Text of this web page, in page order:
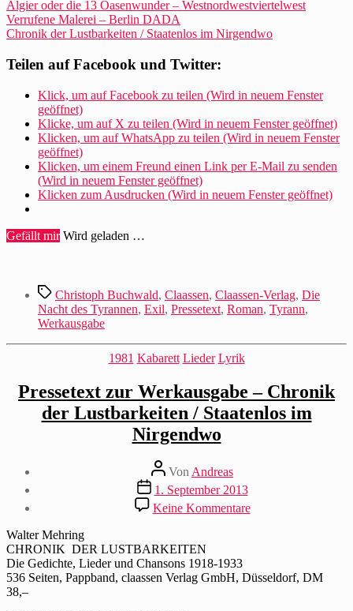
Algier oder die 13 Oasenwunder – Westnordwestviertelwest
Verrufene Malerei – Berlin DADA
Chronik der Lustbarkeiten / Staatenlos im Nirgendwo
Teilen auf Facebook und Twitter:
Klick, um auf Facebook zu teilen (Wird in neuem Fenster
geöffnet)
Klicke, um auf X zu teilen (Wird in neuem Fenster geöffnet)
Klicken, um auf WhatsApp zu teilen (Wird in neuem Fenster
geöffnet)
Klicken, um einem Freund einen Link per E-Mail zu senden
(Wird in neuem Fenster geöffnet)
Klicken zum Ausdrucken (Wird in neuem Fenster geöffnet)
Gefällt mir Wird geladen …
Schlagwörter
Christoph Buchwald, Claassen, Claassen-Verlag, Die
Nacht des Tyrannen, Exil, Pressetext, Roman, Tyrann,
Werkausgabe
Kategorien
1981 Kabarett Lieder Lyrik
Pressetext zur Werkausgabe – Chronik
der Lustbarkeiten / Staatenlos im
Nirgendwo
Beitragsautor
VonAndreas
Beitragsdatum
1. September 2013
Keine Kommentarezu
Pressetext
Chronik
Walter Mehring
CHRONIK DER LUSTBARKEITEN
Die Gedichte, Lieder und Chansons 1918-1933
536 Seiten, Pappband, claassen Verlag GmbH, Düsseldorf, DM
38,–